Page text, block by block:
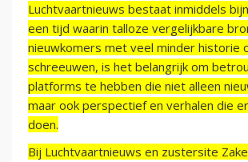
Luchtvaartnieuws bestaat inmiddels
een tijd waarin talloze vergelijkbare
nieuwkomers met veel minder historie
schreeuwen, is het belangrijk om
platforms te hebben die niet alleen
maar ook perspectief en verhalen die
doen.
Bij Luchtvaartnieuws en zustersite